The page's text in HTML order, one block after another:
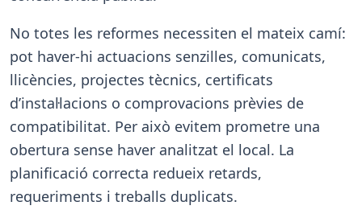
No totes les reformes necessiten el mateix camí:
pot haver-hi actuacions senzilles, comunicats,
llicències, projectes tècnics, certificats
d’instal·lacions o comprovacions prèvies de
compatibilitat. Per això evitem prometre una
obertura sense haver analitzat el local. La
planificació correcta redueix retards,
requeriments i treballs duplicats.